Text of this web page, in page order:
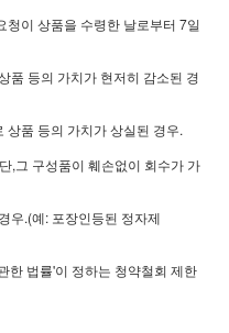
청이 상품을 수령한 날로부터 7일
품 등의 가치가 현저히 감소된 경
품 등의 가치가 상실된 경우.
,그 구성품이 훼손없이 회수가 가
우.(예: 포장인등된 정자제
한 법률'이 정하는 청약철회 제한